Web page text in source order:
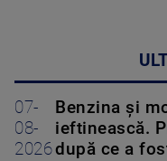
07-
08-
2026
Benzina și
ieftinească.
după ce a